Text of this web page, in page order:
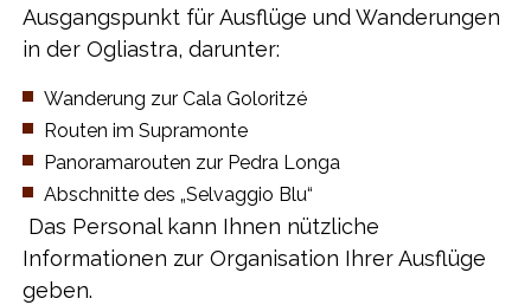
Ausgangspunkt für Ausflüge und Wanderungen
in der Ogliastra, darunter:
​Wanderung zur Cala Goloritzé
​Routen im Supramonte
​Panoramarouten zur Pedra Longa
​Abschnitte des „Selvaggio Blu“
​ Das Personal kann Ihnen nützliche
Informationen zur Organisation Ihrer Ausflüge
geben.